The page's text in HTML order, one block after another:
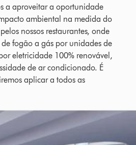
a aproveitar a oportunidade
ambiental na medida do
nossos restaurantes, onde
fogão a gás por unidades de
eletricidade 100% renovável,
de ar condicionado. É
aplicar a todos as